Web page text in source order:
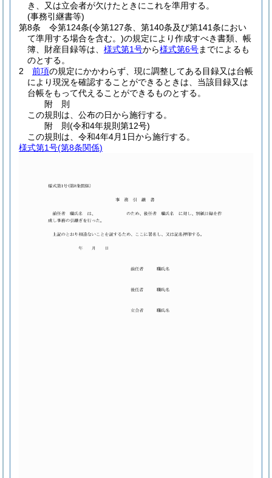
き、又は立会者が欠けたときにこれを準用する。
(事務引継書等)
第8条
令第124条(令第127条、第140条及び第141条におい
て準用する場合を含む。)の規定により作成すべき書類、帳
簿、財産目録等は、 様式第1号から様式第6号までによるも
のとする。
2
前項の規定にかかわらず、現に調整してある目録又は台帳
により現況を確認することができるときは、当該目録又は
台帳をもって代えることができるものとする。
附 則
この規則は、公布の日から施行する。
附 則(令和4年規則第12号)
この規則は、令和4年4月1日から施行する。
様式第1号(第8条関係)